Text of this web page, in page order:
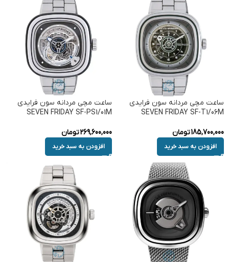
ساعت مچی مردانه سون فرایدی
SEVEN FRIDAY SF-T1/06M
185,700,000تومان
افزودن به سبد خرید
ساعت مچی مردانه سون فرایدی
SEVEN FRIDAY SF-PS1/01M
269,600,000تومان
افزودن به سبد خرید